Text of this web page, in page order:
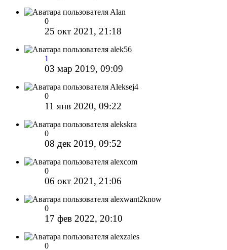
Alan
0
25 окт 2021, 21:18
alek56
1
03 мар 2019, 09:09
Aleksej4
0
11 янв 2020, 09:22
alekskra
0
08 дек 2019, 09:52
alexcom
0
06 окт 2021, 21:06
alexwant2know
0
17 фев 2022, 20:10
alexzales
0